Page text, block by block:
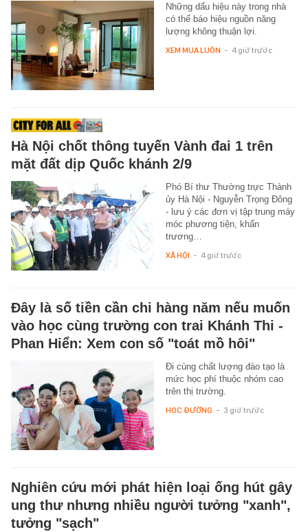
Những dấu hiệu này trong nhà
có thể báo hiệu nguồn năng
lượng không thuận lợi.
XEM MUA LUÔN - 4 giờ trước
Hà Nội chốt thông tuyến Vành đai 1 trên
mặt đất dịp Quốc khánh 2/9
Phó Bí thư Thường trực Thành
ủy Hà Nội - Nguyễn Trọng Đông
- lưu ý các đơn vị tập trung máy
móc phương tiện, khẩn
trương…
XÃ HỘI - 4 giờ trước
Đây là số tiền cần chi hàng năm nếu muốn
vào học cùng trường con trai Khánh Thi -
Phan Hiển: Xem con số "toát mồ hôi"
Đi cùng chất lượng đào tạo là
mức học phí thuộc nhóm cao
trên thị trường.
HỌC ĐƯỜNG - 3 giờ trước
Nghiên cứu mới phát hiện loại ống hút gây
ung thư nhưng nhiều người tưởng "xanh",
tưởng "sạch"